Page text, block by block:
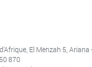
El Menzah 5, Ariana
870